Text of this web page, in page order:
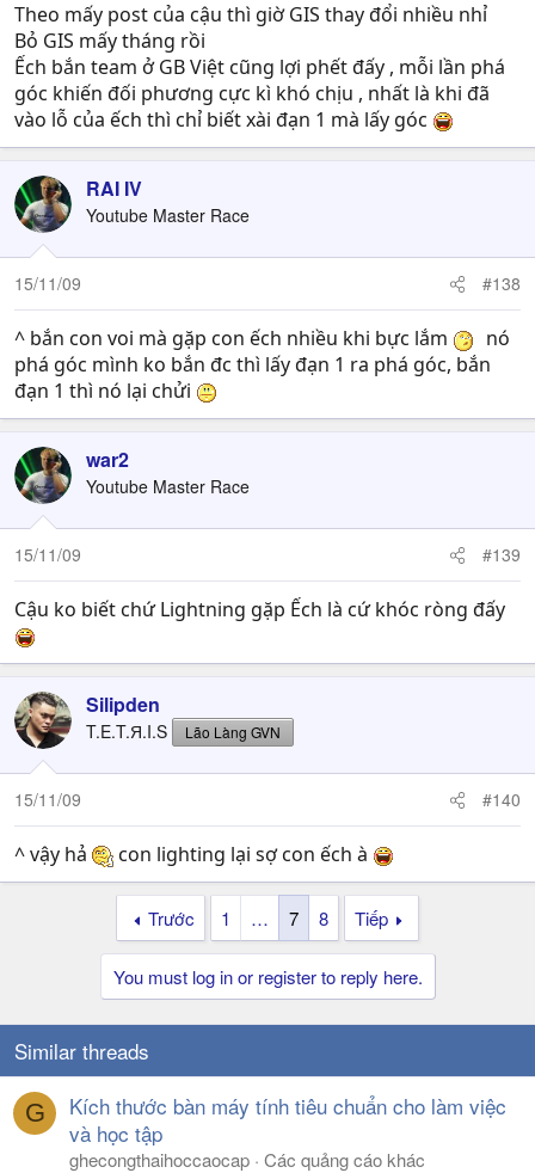
Theo mấy post của cậu thì giờ GIS thay đổi nhiều nhỉ
Bỏ GIS mấy tháng rồi
Ếch bắn team ở GB Việt cũng lợi phết đấy , mỗi lần phá
góc khiến đối phương cực kì khó chịu , nhất là khi đã
vào lỗ của ếch thì chỉ biết xài đạn 1 mà lấy góc
RAI IV
Youtube Master Race
15/11/09 #138
^ bắn con voi mà gặp con ếch nhiều khi bực lắm
nó
phá góc mình ko bắn đc thì lấy đạn 1 ra phá góc, bắn
đạn 1 thì nó lại chửi
war2
Youtube Master Race
15/11/09 #139
Cậu ko biết chứ Lightning gặp Ếch là cứ khóc ròng đấy
Silipden
T.E.T.Я.I.S Lão Làng GVN
15/11/09 #140
^ vậy hả con lighting lại sợ con ếch à
Trước 1 … 7 8 Tiếp
You must log in or register to reply here.
Similar threads
G
Kích thước bàn máy tính tiêu chuẩn cho làm việc
và học tập
ghecongthaihoccaocap Các quảng cáo khác